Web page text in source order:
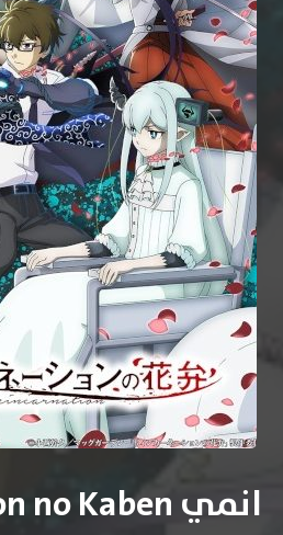
انمي Reincarnation no Kaben